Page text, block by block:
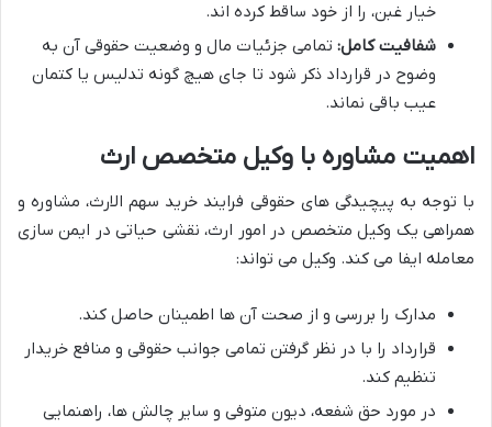
خیار غبن، را از خود ساقط کرده اند.
شفافیت کامل: تمامی جزئیات مال و وضعیت حقوقی آن به
وضوح در قرارداد ذکر شود تا جای هیچ گونه تدلیس یا کتمان
عیب باقی نماند.
اهمیت مشاوره با وکیل متخصص ارث
با توجه به پیچیدگی های حقوقی فرایند خرید سهم الارث، مشاوره و
همراهی یک وکیل متخصص در امور ارث، نقشی حیاتی در ایمن سازی
معامله ایفا می کند. وکیل می تواند:
مدارک را بررسی و از صحت آن ها اطمینان حاصل کند.
قرارداد را با در نظر گرفتن تمامی جوانب حقوقی و منافع خریدار
تنظیم کند.
در مورد حق شفعه، دیون متوفی و سایر چالش ها، راهنمایی